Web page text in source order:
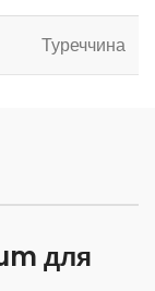
Туреччина
для